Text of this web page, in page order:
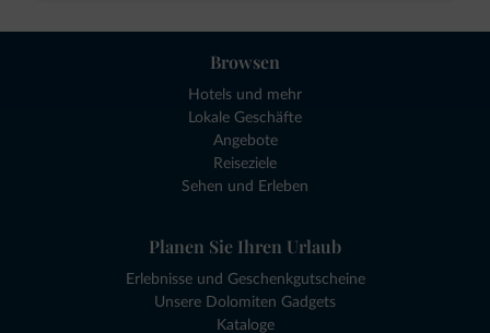
Browsen
Hotels und mehr
Lokale Geschäfte
Angebote
Reiseziele
Sehen und Erleben
Planen Sie Ihren Urlaub
Erlebnisse und Geschenkgutscheine
Unsere Dolomiten Gadgets
Kataloge